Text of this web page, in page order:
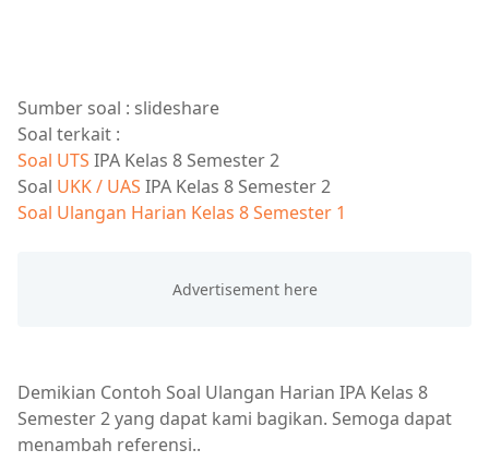
Sumber soal : slideshare
Soal terkait :
Soal UTS IPA Kelas 8 Semester 2
Soal UKK / UAS IPA Kelas 8 Semester 2
Soal Ulangan Harian Kelas 8 Semester 1
Demikian Contoh Soal Ulangan Harian IPA Kelas 8
Semester 2 yang dapat kami bagikan. Semoga dapat
menambah referensi..